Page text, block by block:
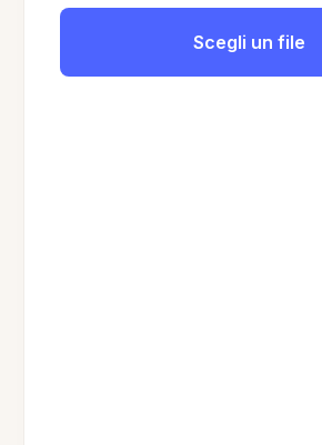
Scegli un file